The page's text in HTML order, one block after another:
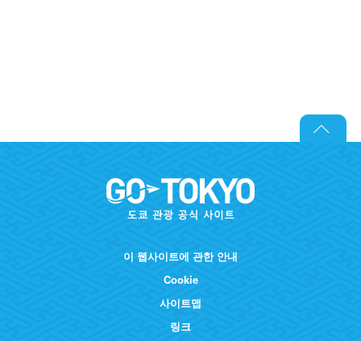
이 웹사이트에 관한 안내
Cookie
사이트맵
링크